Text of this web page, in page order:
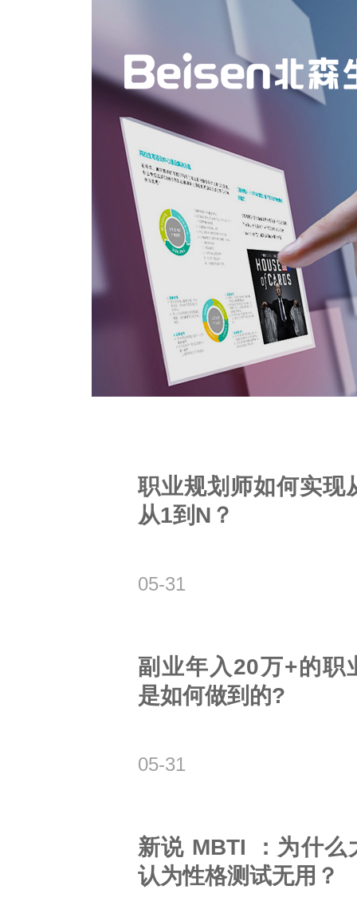
职业规划师如何实现
从1到N？
05-31
副业年入20万+的职
是如何做到的?
05-31
新说 MBTI ：为什么
认为性格测试无用？